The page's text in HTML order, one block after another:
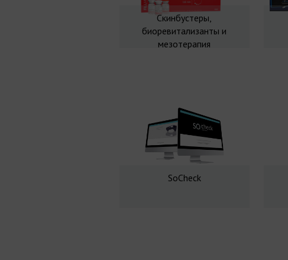
Скинбустеры,
биоревитализанты и
мезотерапия
SoCheck